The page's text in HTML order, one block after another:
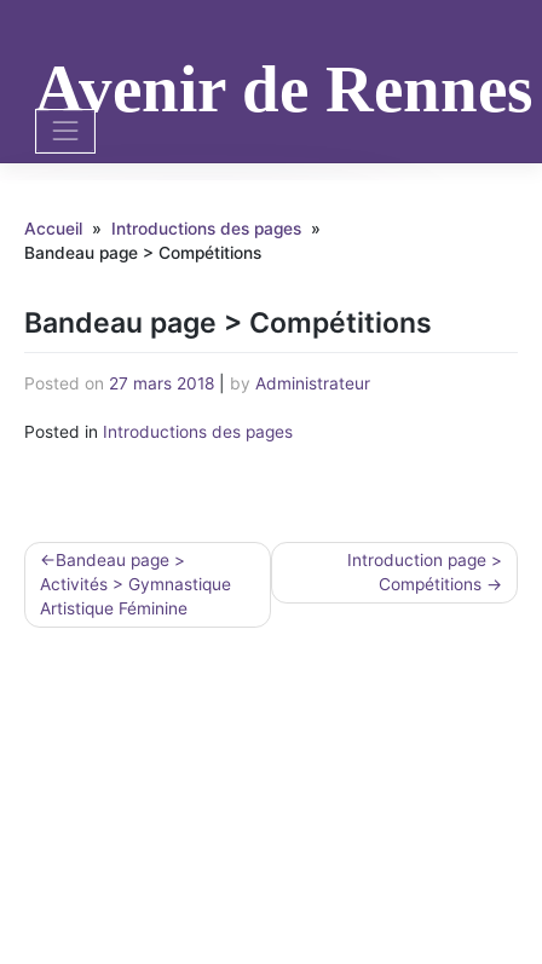
Avenir de
Accueil » Introductions des pages »
Bandeau page > Compétitions
Bandeau page > Compétitions
Posted on 27 mars 2018 by Administrateur
Posted in Introductions des pages
Navigation
de
l’article
Bandeau page >
Activités > Gymnastique
Artistique Féminine
Introduction page >
Compétitions